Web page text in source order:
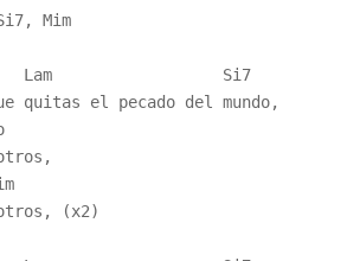
Mim
Lam
quitas el pecado del mundo,
Do
Mim
(x2)